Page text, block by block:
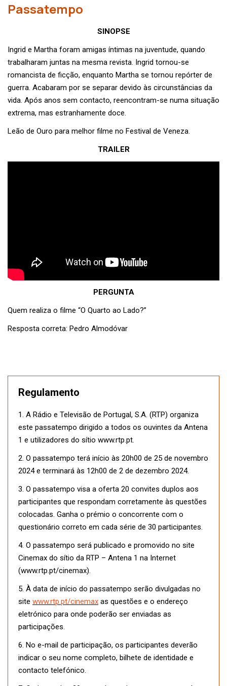
Passatempo
SINOPSE
Ingrid e Martha foram amigas íntimas na juventude, quando
trabalharam juntas na mesma revista. Ingrid tornou-se
romancista de ficção, enquanto Martha se tornou repórter de
guerra. Acabaram por se separar devido às circunstâncias da
vida. Após anos sem contacto, reencontram-se numa situação
extrema, mas estranhamente doce.
Leão de Ouro para melhor filme no Festival de Veneza.
TRAILER
PERGUNTA
Quem realiza o filme “O Quarto ao Lado?”
Resposta correta: Pedro Almodóvar
Regulamento
1. A Rádio e Televisão de Portugal, S.A. (RTP) organiza
este passatempo dirigido a todos os ouvintes da Antena
1 e utilizadores do sítio www.rtp.pt.
2. O passatempo terá início às 20h00 de 25 de novembro
2024 e terminará às 12h00 de 2 de dezembro 2024.
3. O passatempo visa a oferta 20 convites duplos aos
participantes que respondam corretamente às questões
colocadas. Ganha o prémio o concorrente com o
questionário correto em cada série de 30 participantes.
4. O passatempo será publicado e promovido no site
Cinemax do sítio da RTP – Antena 1 na Internet
(www.rtp.pt/cinemax).
5. À data de início do passatempo serão divulgadas no
site www.rtp.pt/cinemax as questões e o endereço
eletrónico para onde poderão ser enviadas as
participações.
6. No e-mail de participação, os participantes deverão
indicar o seu nome completo, bilhete de identidade e
contacto telefónico.